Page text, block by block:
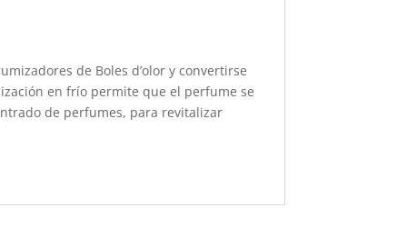
de Boles d’olor y convertirse
en frío permite que el perfume se
de perfumes, para revitalizar